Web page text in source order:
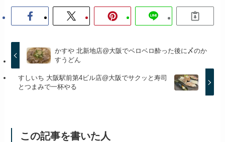
かすや 北新地店@大阪でベロベロ酔った後に〆のか
すうどん
すしいち 大阪駅前第4ビル店@大阪でサクッと寿司
とつまみで一杯やる
この記事を書いた人